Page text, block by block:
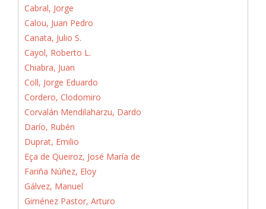
Cabral, Jorge
Calou, Juan Pedro
Canata, Julio S.
Cayol, Roberto L.
Chiabra, Juan
Coll, Jorge Eduardo
Cordero, Clodomiro
Corvalán Mendilaharzu, Dardo
Darío, Rubén
Duprat, Emilio
Eça de Queiroz, José María de
Fariña Núñez, Eloy
Gálvez, Manuel
Giménez Pastor, Arturo